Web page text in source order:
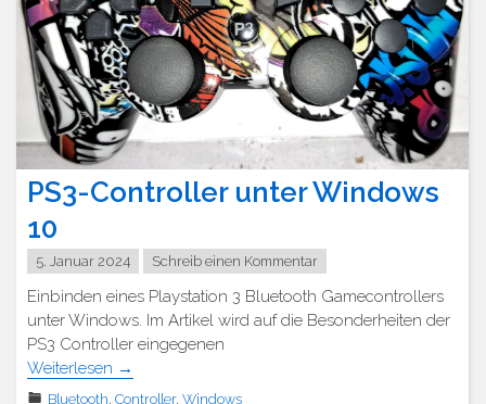
PS3-Controller unter Windows
10
5. Januar 2024 Schreib einen Kommentar
Einbinden eines Playstation 3 Bluetooth Gamecontrollers
unter Windows. Im Artikel wird auf die Besonderheiten der
PS3 Controller eingegenen
Weiterlesen →
Bluetooth, Controller, Windows